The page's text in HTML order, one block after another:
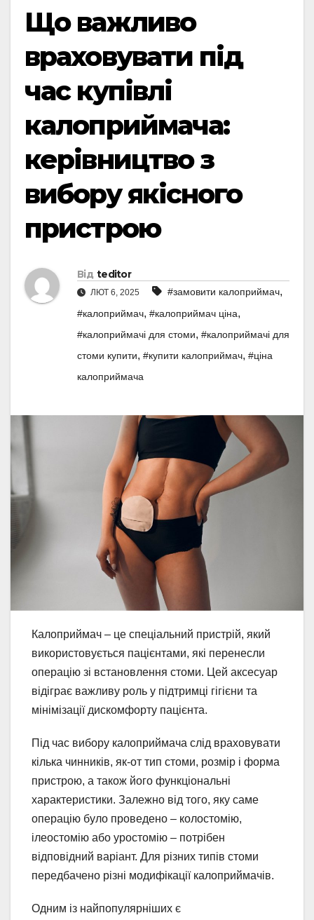
Що важливо
враховувати під
час купівлі
калоприймача:
керівництво з
вибору якісного
пристрою
Від teditor
ЛЮТ 6, 2025 #замовити калоприймач,
#калоприймач, #калоприймач ціна,
#калоприймачі для стоми, #калоприймачі для
стоми купити, #купити калоприймач, #ціна
калоприймача
Калоприймач – це спеціальний пристрій, який
використовується пацієнтами, які перенесли
операцію зі встановлення стоми. Цей аксесуар
відіграє важливу роль у підтримці гігієни та
мінімізації дискомфорту пацієнта.
Під час вибору калоприймача слід враховувати
кілька чинників, як-от тип стоми, розмір і форма
пристрою, а також його функціональні
характеристики. Залежно від того, яку саме
операцію було проведено – колостомію,
ілеостомію або уростомію – потрібен
відповідний варіант. Для різних типів стоми
передбачено різні модифікації калоприймачів.
Одним із найпопулярніших є